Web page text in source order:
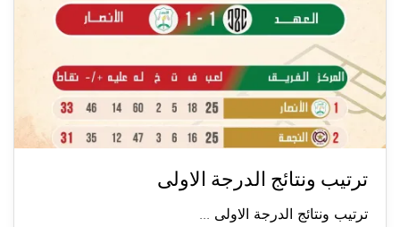
ترتيب ونتائج الدرجة الاولى
ترتيب ونتائج الدرجة الاولى ...